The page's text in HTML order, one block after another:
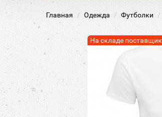
Главная Одежда Футболки
На складе